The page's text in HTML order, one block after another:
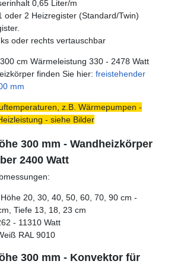
0,65 Liter/m
oder 2 Heizregister (Standard/Twin)
oder rechts vertauschbar
cm Wärmeleistung 330 - 2478 Watt
finden Sie hier: freistehender
mm
z.B. Wärmepumpen -
- siehe Bilder
300 mm - Wandheizkörper
2400 Watt
20, 30, 40, 50, 60, 70, 90 cm -
Tiefe 13, 18, 23 cm
- 11310 Watt
RAL 9010
300 mm - Konvektor für